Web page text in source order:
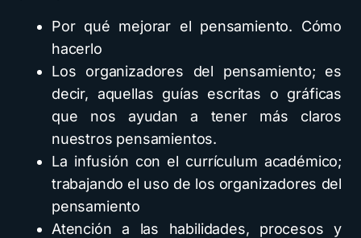
Por qué mejorar el pensamiento. Cómo
hacerlo
Los organizadores del pensamiento; es
decir, aquellas guías escritas o gráficas
que nos ayudan a tener más claros
nuestros pensamientos.
La infusión con el currículum académico;
trabajando el uso de los organizadores del
pensamiento
Atención a las habilidades, procesos y